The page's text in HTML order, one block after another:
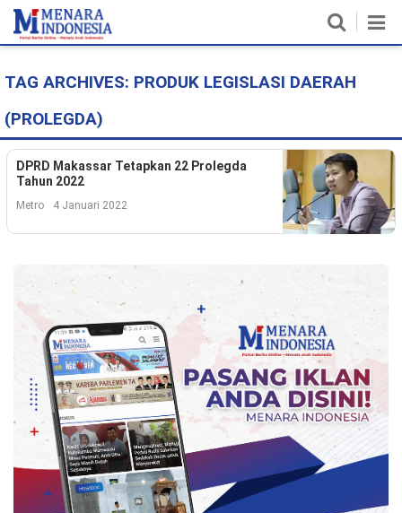
Home
Nasional
Politik
Metro
Hukum & HAM
Ekonomi
Pendidikan
Kesehatan
Lingkungan
Olahraga
TAG ARCHIVES: PRODUK LEGISLASI DAERAH
(PROLEGDA)
DPRD Makassar Tetapkan 22 Prolegda
Tahun 2022
Metro 4 Januari 2022